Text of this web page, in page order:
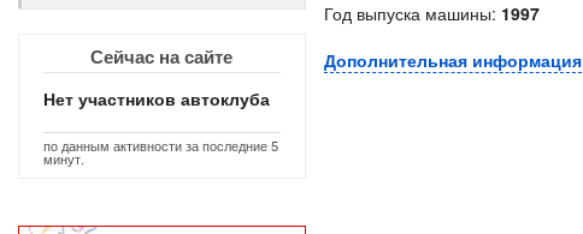
Год выпуска машины: 1997
Дополнительная информация
Сейчас на сайте
Нет участников автоклуба
по данным активности за последние 5
минут.